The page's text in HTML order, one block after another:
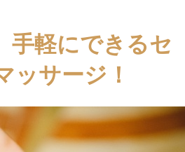
手軽にできるセ
ッサージ！